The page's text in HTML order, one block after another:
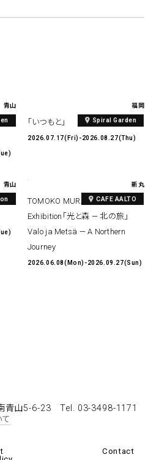
青山
と
福岡
Spiral Garden
「いつもと」
2026.07.17(Fri)-2026.08.27(Thu)
青山 新丸
CAFE AALTO
TOMOKO MURATA Solo
Exhibition「光と森 — 北の旅」
Valo ja Metsä — A Northern
Journey
2026.06.08(Mon)-2026.09.27(Sun)
青山5-6-23Tel. 03-3498-1171
Contact